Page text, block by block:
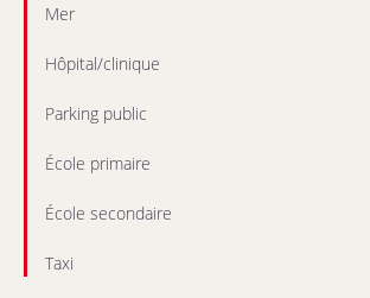
Mer
Hôpital/clinique
Parking public
École primaire
École secondaire
Taxi